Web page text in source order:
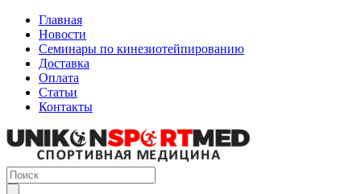
Главная
Новости
Семинары по кинезиотейпированию
Доставка
Оплата
Статьи
Контакты